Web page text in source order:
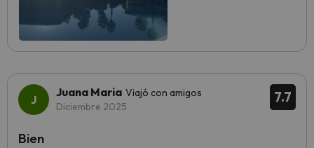
7.7
Juana Maria Viajó con amigos
Diciembre 2025
Bien